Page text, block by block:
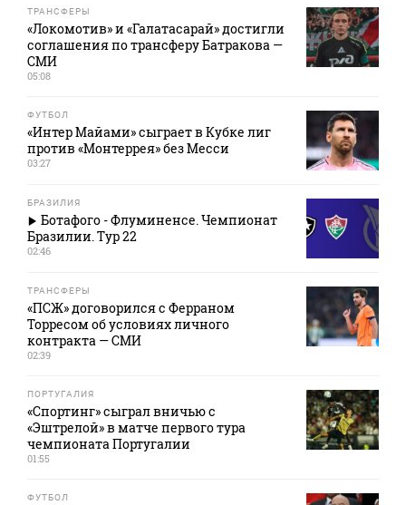
ТРАНСФЕРЫ
«Локомотив» и «Галатасарай» достигли
соглашения по трансферу Батракова —
СМИ
05:08
ФУТБОЛ
«Интер Майами» сыграет в Кубке лиг
против «Монтеррея» без Месси
03:27
БРАЗИЛИЯ
Ботафого - Флуминенсе. Чемпионат
Бразилии. Тур 22
02:46
ТРАНСФЕРЫ
«ПСЖ» договорился с Ферраном
Торресом об условиях личного
контракта — СМИ
02:39
ПОРТУГАЛИЯ
«Спортинг» сыграл вничью с
«Эштрелой» в матче первого тура
чемпионата Португалии
01:55
ФУТБОЛ